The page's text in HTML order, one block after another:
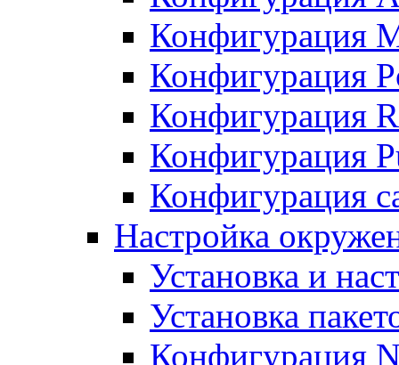
Конфигурация
Конфигурация
Конфигурация
Конфигурация
Конфигурация
Настройка
Установка и
Установка
Конфигурация